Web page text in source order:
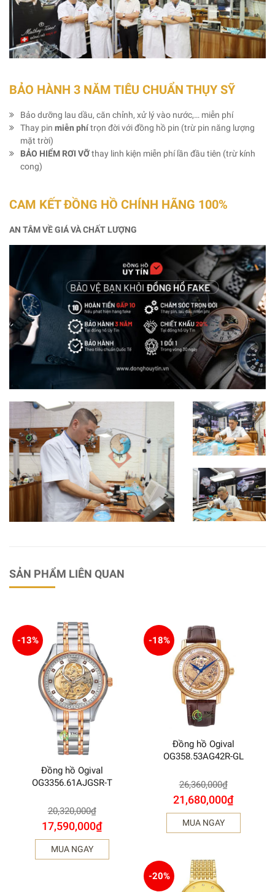
BẢO HÀNH 3 NĂM TIÊU CHUẨN THỤY SỸ
Bảo dưỡng lau dầu, căn chỉnh, xử lý vào nước,… miễn phí
Thay pin miễn phítrọn đời với đồng hồ pin (trừ pin năng lượng
mặt trời)
BẢO HIỂM RƠI VỠthay linh kiện miễn phí lần đầu tiên (trừ kính
cong)
CAM KẾT ĐỒNG HỒ CHÍNH HÃNG 100%
AN TÂM VỀ GIÁ VÀ CHẤT LƯỢNG
SẢN PHẨM LIÊN QUAN
-13%
Đồng hồ Ogival
OG3356.61AJGSR-T
20,320,000₫
17,590,000₫
MUA NGAY
-18%
Đồng hồ Ogival
OG358.53AG42R-GL
26,360,000₫
21,680,000₫
MUA NGAY
-20%